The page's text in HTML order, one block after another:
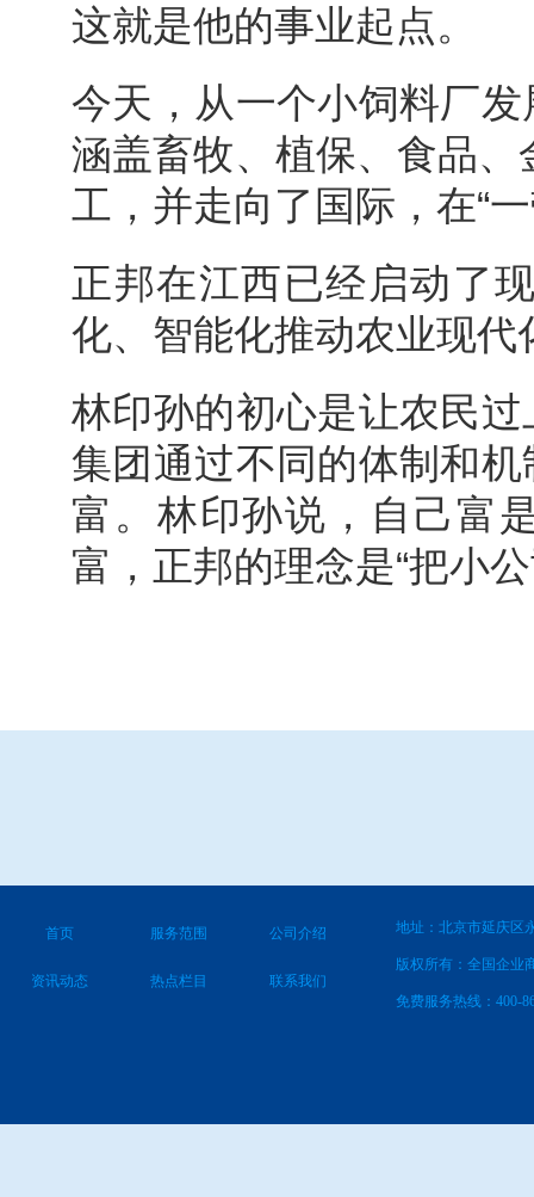
这就是他的事业起点。
今天，从一个小饲料厂
涵盖畜牧、植保、食品
工，并走向了国际，在“
正邦在江西已经启动了
化、智能化推动农业现代
林印孙的初心是让农民
集团通过不同的体制和
富。林印孙说，自己富
富，正邦的理念是“把小
首页 服务范围 公司介绍
资讯动态 热点栏目 联系我们
地址：北京市延庆区
版权所有：全国企业
免费服务热线：